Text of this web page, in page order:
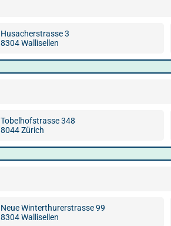
Husacherstrasse 3
8304 Wallisellen
Tobelhofstrasse 348
8044 Zürich
Neue Winterthurerstrasse 99
8304 Wallisellen